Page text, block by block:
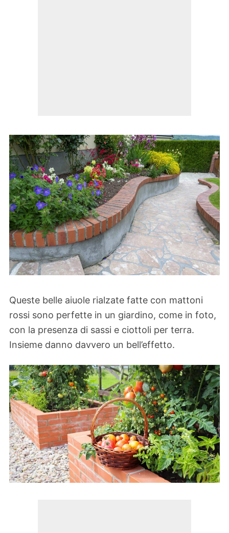
Queste belle aiuole rialzate fatte con mattoni
rossi sono perfette in un giardino, come in foto,
con la presenza di sassi e ciottoli per terra.
Insieme danno davvero un bell’effetto.